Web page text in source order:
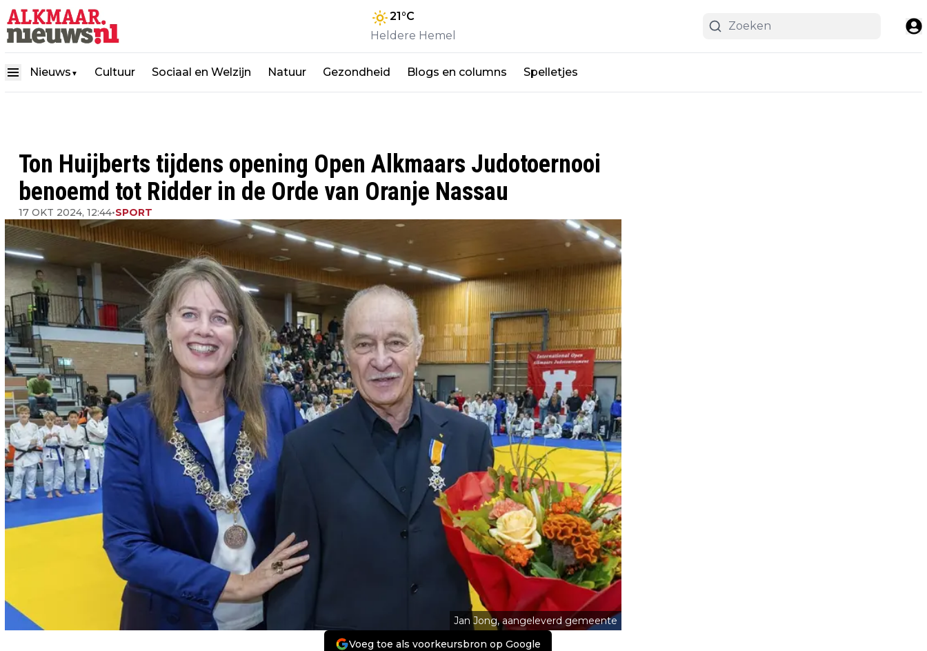
21°C
Heldere Hemel
Nieuws ▼ Cultuur Sociaal en Welzijn Natuur Gezondheid Blogs en columns Spelletjes
Ton Huijberts tijdens opening Open Alkmaars Judotoernooi
benoemd tot Ridder in de Orde van Oranje Nassau
17 OKT 2024, 12:44•SPORT
Jan Jong, aangeleverd gemeente
Voeg toe als voorkeursbron op Google